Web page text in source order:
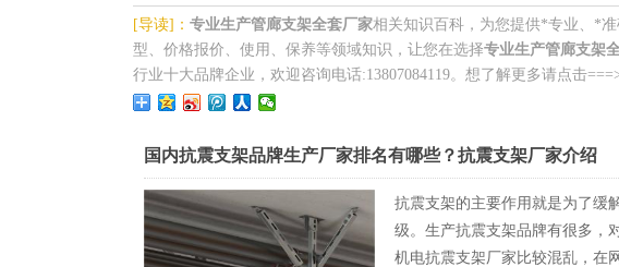
[导读]： 专业生产管廊支架全套厂家相关知识百科，为您提供*专业、*
型、价格报价、使用、保养等领域知识，让您在选择专业生产管廊支架
行业十大品牌企业，欢迎咨询电话:13807084119。想了解更多请点击
国内抗震支架品牌生产厂家排名有哪些？抗震支架厂家介绍
抗震支架的主要作用就是为了缓
级。生产抗震支架品牌有很多，
机电抗震支架厂家比较混乱，在